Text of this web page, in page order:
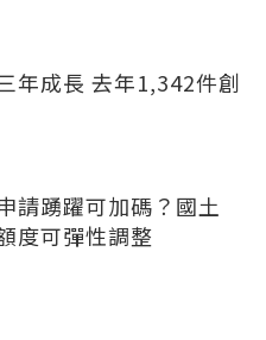
年成長 去年1,342件創
請踴躍可加碼？國土
度可彈性調整